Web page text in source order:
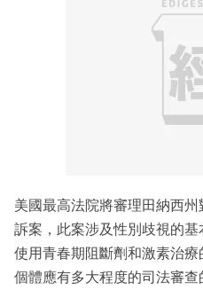
區
美國最高法院將審理田納西
訴案，此案涉及性別歧視的
使用青春期阻斷劑和激素治
個體應有多大程度的司法審查